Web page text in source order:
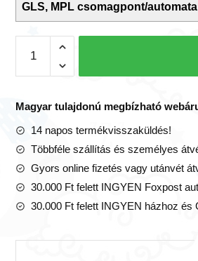
GLS, MPL csomagpont/
Tappancs
mintás
9
habszivacs
szőnyeg
puzzle
mennyiség
Magyar tulajdonú megbízható
14 napos termékvisszaküldés!
Többféle szállítás és személyes
Gyors online fizetés vagy utánvét
30.000 Ft felett INGYEN Foxpost
30.000 Ft felett INGYEN házhoz